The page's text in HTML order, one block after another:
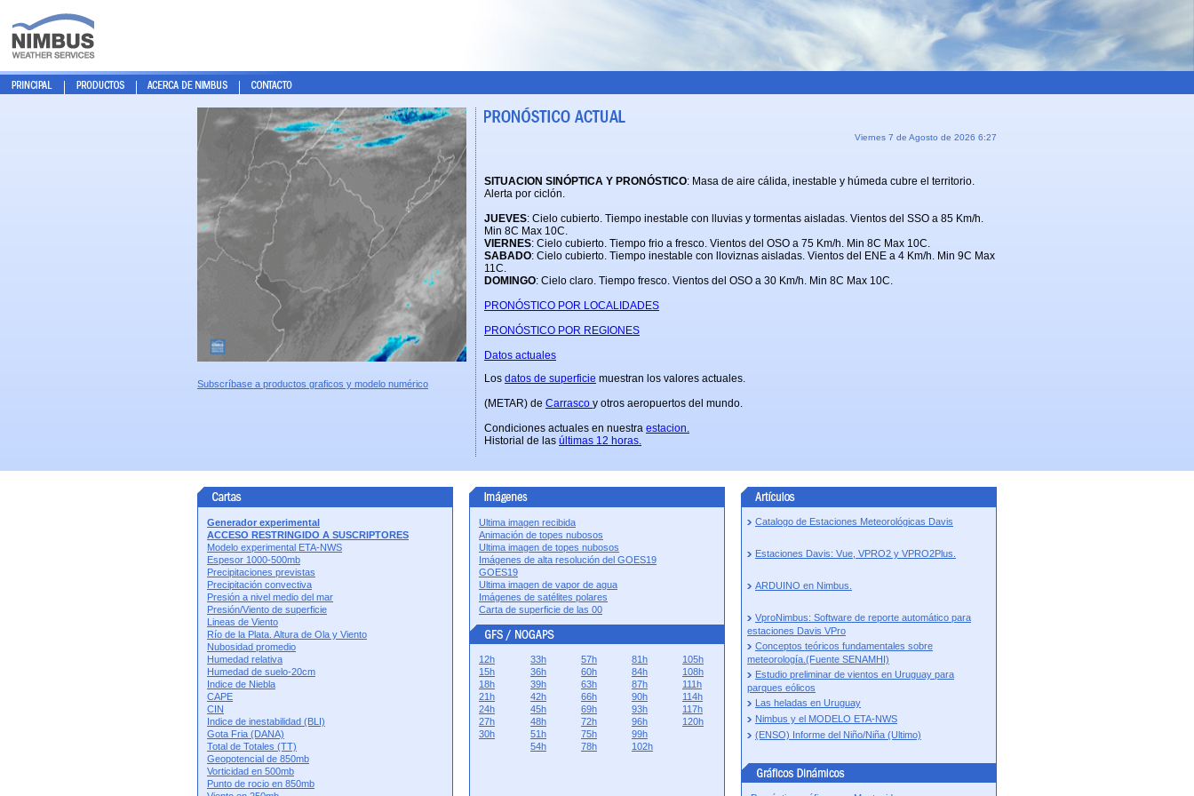
Subscríbase a productos graficos y modelo numérico
Viernes 7 de Agosto de 2026 6:27
SITUACION SINÓPTICA Y PRONÓSTICO: Masa de aire cálida, inestable y húmeda cubre el territorio.
Alerta por ciclón.
JUEVES: Cielo cubierto. Tiempo inestable con lluvias y tormentas aisladas. Vientos del SSO a 85 Km/h.
Min 8C Max 10C.
VIERNES: Cielo cubierto. Tiempo frio a fresco. Vientos del OSO a 75 Km/h. Min 8C Max 10C.
SABADO: Cielo cubierto. Tiempo inestable con lloviznas aisladas. Vientos del ENE a 4 Km/h. Min 9C Max
11C.
DOMINGO: Cielo claro. Tiempo fresco. Vientos del OSO a 30 Km/h. Min 8C Max 10C.
PRONÓSTICO POR LOCALIDADES
PRONÓSTICO POR REGIONES
Datos actuales
Los datos de superficie muestran los valores actuales.
(METAR) de Carrasco y otros aeropuertos del mundo.
Condiciones actuales en nuestra estacion.
Historial de las últimas 12 horas.
Generador experimental
ACCESO RESTRINGIDO A SUSCRIPTORES
Modelo experimental ETA-NWS
Espesor 1000-500mb
Precipitaciones previstas
Precipitación convectiva
Presión a nivel medio del mar
Presión/Viento de superficie
Lineas de Viento
Rí­o de la Plata. Altura de Ola y Viento
Nubosidad promedio
Humedad relativa
Humedad de suelo-20cm
Indice de Niebla
CAPE
CIN
Indice de inestabilidad (BLI)
Gota Fria (DANA)
Total de Totales (TT)
Geopotencial de 850mb
Vorticidad en 500mb
Punto de rocio en 850mb
Ultima imagen recibida
Animación de topes nubosos
Ultima imagen de topes nubosos
Imágenes de alta resolución del GOES19
GOES19
Ultima imagen de vapor de agua
Imágenes de satélites polares
Carta de superficie de las 00
12h
15h
18h
21h
24h
27h
30h
33h
36h
39h
42h
45h
48h
51h
54h
57h
60h
63h
66h
69h
72h
75h
78h
81h
84h
87h
90h
93h
96h
99h
102h
105h
108h
111h
114h
117h
120h
Catalogo de Estaciones Meteorológicas Davis
Estaciones Davis: Vue, VPRO2 y VPRO2Plus.
ARDUINO en Nimbus.
VproNimbus: Software de reporte automático para
estaciones Davis VPro
Conceptos teóricos fundamentales sobre
meteorología.(Fuente SENAMHI)
Estudio preliminar de vientos en Uruguay para
parques eólicos
Las heladas en Uruguay
Nimbus y el MODELO ETA-NWS
(ENSO) Informe del Niño/Niña (Ultimo)